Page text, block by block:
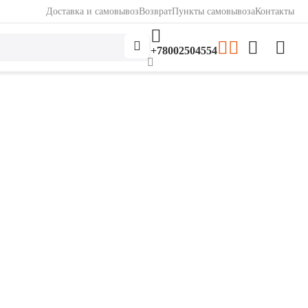
Доставка и самовывозВозвратПункты самовывозаКонтакты
+78002504554